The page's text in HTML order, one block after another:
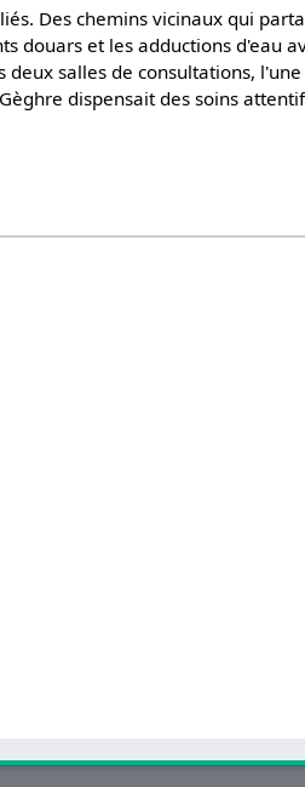
Des chemins vicinaux qui
douars et les adductions d'eau
salles de consultations,
dispensait des soins